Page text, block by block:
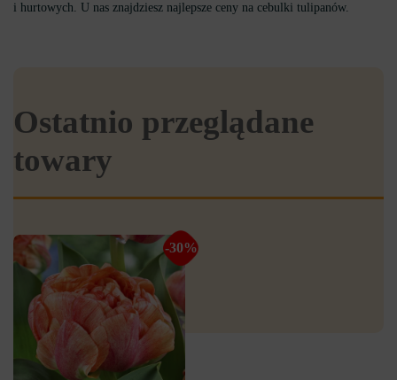
i hurtowych. U nas znajdziesz najlepsze ceny na cebulki tulipanów.
Ostatnio przeglądane
towary
-30%